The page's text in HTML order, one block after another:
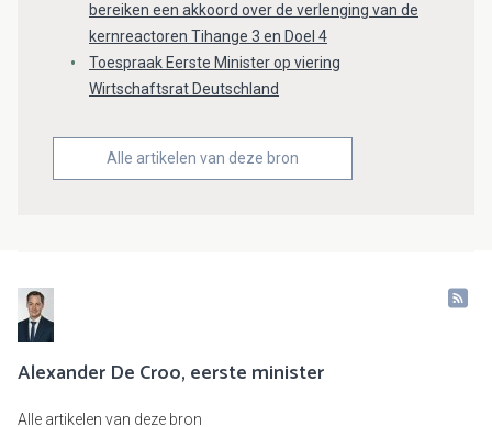
bereiken een akkoord over de verlenging van de
kernreactoren Tihange 3 en Doel 4
Toespraak Eerste Minister op viering
Wirtschaftsrat Deutschland
Alle artikelen van deze bron
Alexander De Croo, eerste minister
Alle artikelen van deze bron